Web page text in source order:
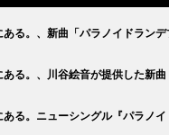
ある。、新曲「パラノイドラン
ある。、川谷絵音が提供した新
ある。ニューシングル『パラノ